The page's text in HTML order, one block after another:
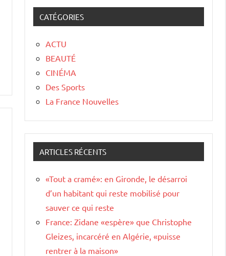
CATÉGORIES
ACTU
BEAUTÉ
CINÉMA
Des Sports
La France Nouvelles
ARTICLES RÉCENTS
«Tout a cramé»: en Gironde, le désarroi
d’un habitant qui reste mobilisé pour
sauver ce qui reste
France: Zidane «espère» que Christophe
Gleizes, incarcéré en Algérie, «puisse
rentrer à la maison»